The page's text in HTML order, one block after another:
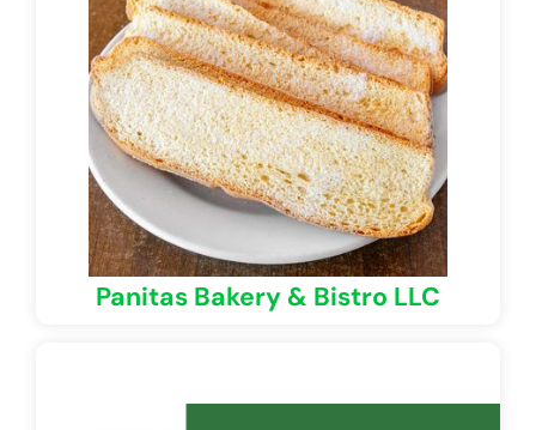
Panitas Bakery & Bistro LLC